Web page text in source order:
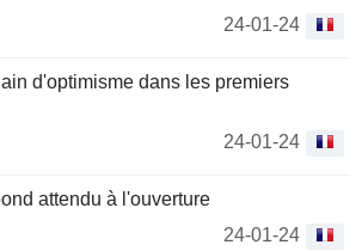
24-01-24
d'optimisme dans les premiers
24-01-24
attendu à l'ouverture
24-01-24